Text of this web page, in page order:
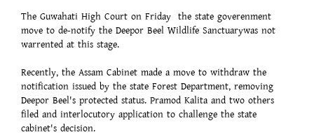
The Guwahati High Court on Friday the state goverenment
move to de-notify the Deepor Beel Wildlife Sanctuarywas not
warrented at this stage.
Recently, the Assam Cabinet made a move to withdraw the
notification issued by the state Forest Department, removing
Deepor Beel's protected status. Pramod Kalita and two others
filed and interlocutory application to challenge the state
cabinet's decision.